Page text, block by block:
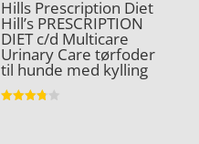
Hills Prescription Diet
Hill’s PRESCRIPTION
DIET c/d Multicare
Urinary Care tørfoder
til hunde med kylling